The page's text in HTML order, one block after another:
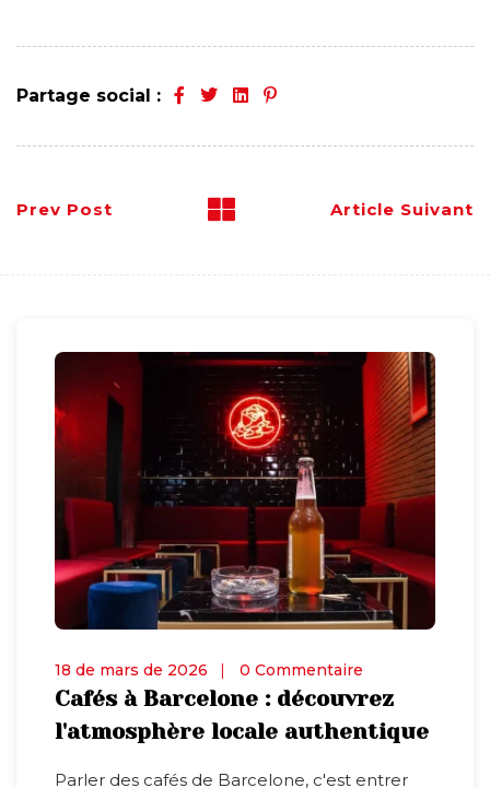
Partage social :
Prev Post Article Suivant
18 de mars de 2026 0 Commentaire
Cafés à Barcelone : découvrez
l'atmosphère locale authentique
Parler des cafés de Barcelone, c'est entrer